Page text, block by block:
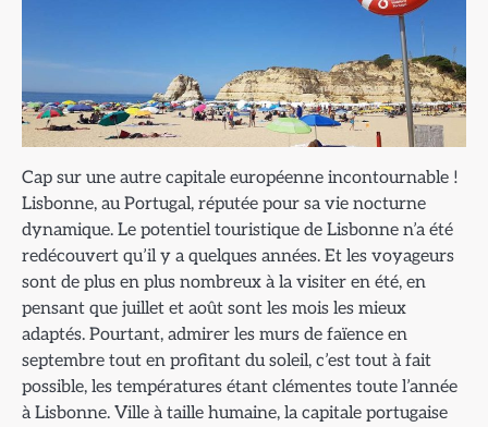
Cap sur une autre capitale européenne incontournable !
Lisbonne, au Portugal, réputée pour sa vie nocturne
dynamique. Le potentiel touristique de Lisbonne n’a été
redécouvert qu’il y a quelques années. Et les voyageurs
sont de plus en plus nombreux à la visiter en été, en
pensant que juillet et août sont les mois les mieux
adaptés. Pourtant, admirer les murs de faïence en
septembre tout en profitant du soleil, c’est tout à fait
possible, les températures étant clémentes toute l’année
à Lisbonne. Ville à taille humaine, la capitale portugaise